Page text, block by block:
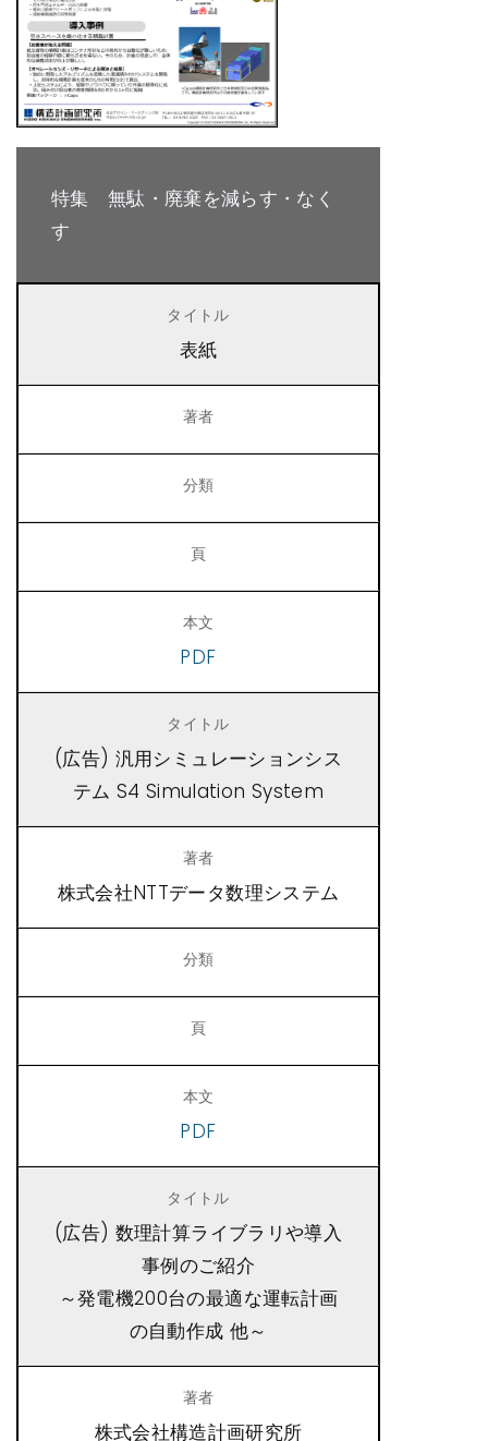
特集 無駄・廃棄を減らす・なく
す
表紙
PDF
(広告) 汎用シミュレーションシス
テム S4 Simulation System
株式会社NTTデータ数理システム
PDF
(広告) 数理計算ライブラリや導入
事例のご紹介
～発電機200台の最適な運転計画
の自動作成 他～
株式会社構造計画研究所